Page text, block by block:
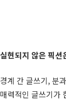
실현되지 않은 픽
경계 간 글쓰기, 분
매력적인 글쓰기가